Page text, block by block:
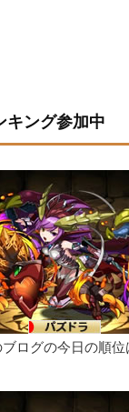
キング参加中
ブログの今日の順位